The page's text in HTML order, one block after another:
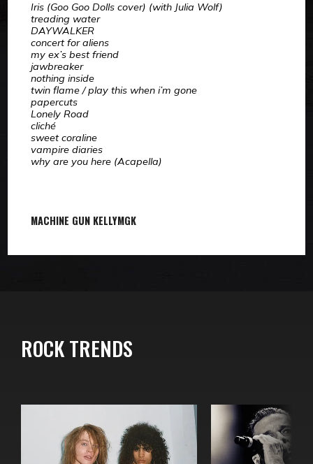
Iris (Goo Goo Dolls cover) (with Julia Wolf)
treading water
DAYWALKER
concert for aliens
my ex’s best friend
jawbreaker
nothing inside
twin flame / play this when i’m gone
papercuts
Lonely Road
cliché
sweet coraline
vampire diaries
why are you here (Acapella)
MACHINE GUN KELLYMGK
ROCK TRENDS